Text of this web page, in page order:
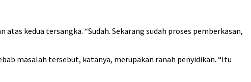
kedua tersangka. “Sudah. Sekarang sudah proses pemberkasan,
masalah tersebut, katanya, merupakan ranah penyidikan. “Itu